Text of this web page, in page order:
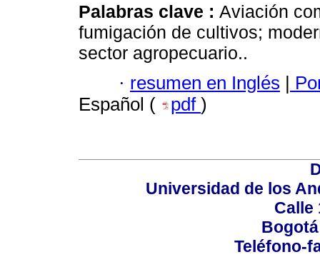
Palabras clave : Aviación
fumigación de cultivos;
sector agropecuario..
· resumen en Inglés
Español (
pdf )
Universidad de los
Calle
Teléfono-